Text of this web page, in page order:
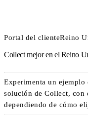
Portal del clienteReino
Collect mejor en el Reino
Experimenta un
solución de Collect, con
dependiendo de cómo